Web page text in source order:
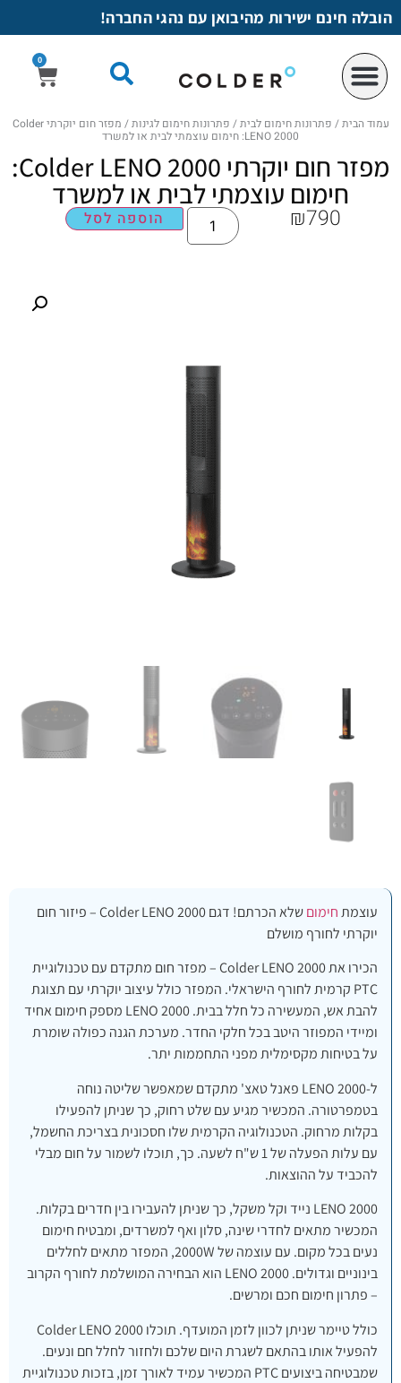
לתוכן
הובלה חינם ישירות מהיבואן עם נהגי החברה!
0
עמוד הבית/ פתרונות חימום לבית/ פתרונות חימום לגינות / מפזר חום יוקרתי Colder
LENO 2000: חימום עוצמתי לבית או למשרד
מפזר חום יוקרתי Colder LENO 2000:
חימום עוצמתי לבית או למשרד
₪790 הוספה לסל
עוצמתחימום
שלא הכרתם! דגם Colder LENO 2000 – פיזור חום
יוקרתי לחורף מושלם
הכירו את Colder LENO 2000 – מפזר חום מתקדם עם טכנולוגיית
PTC קרמית לחורף הישראלי. המפזר כולל עיצוב יוקרתי עם תצוגת
להבת אש, המעשירה כל חלל בבית. LENO 2000 מספק חימום אחיד
ומיידי המפוזר היטב בכל חלקי החדר. מערכת הגנה כפולה שומרת
על בטיחות מקסימלית מפני התחממות יתר.
ל-LENO 2000 פאנל טאצ' מתקדם שמאפשר שליטה נוחה
בטמפרטורה. המכשיר מגיע עם שלט רחוק, כך שניתן להפעילו
בקלות מרחוק. הטכנולוגיה הקרמית שלו חסכונית בצריכת החשמל,
עם עלות הפעלה של 1 ש"ח לשעה. כך, תוכלו לשמור על חום מבלי
להכביד על ההוצאות.
LENO 2000 נייד וקל משקל, כך שניתן להעבירו בין חדרים בקלות.
המכשיר מתאים לחדרי שינה, סלון ואף למשרדים, ומבטיח חימום
נעים בכל מקום. עם עוצמה של 2000W, המפזר מתאים לחללים
בינוניים וגדולים. LENO 2000 הוא הבחירה המושלמת לחורף הקרוב
– פתרון חימום חכם ומרשים.
Colder LENO 2000 כולל טיימר שניתן לכוון לזמן המועדף. תוכלו
להפעיל אותו בהתאם לשגרת היום שלכם ולחזור לחלל חם ונעים.
המכשיר עמיד לאורך זמן, בזכות טכנולוגיית PTC שמבטיחה ביצועים